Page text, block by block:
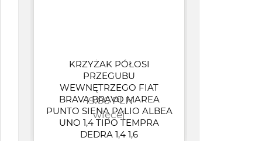
KRZYŻAK PÓŁOSI
PRZEGUBU
WEWNĘTRZEGO FIAT
BRAVA BRAVO MAREA
PUNTO SIENA PALIO ALBEA
UNO 1,4 TIPO TEMPRA
DEDRA 1,4 1,6
19.00 PLN
więcej